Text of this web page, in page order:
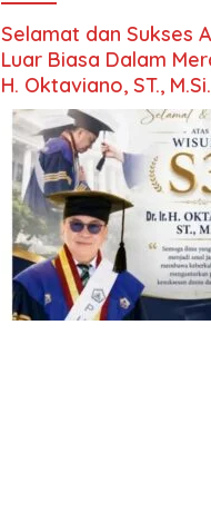
Selamat dan Sukses
Luar Biasa Dalam
H. Oktaviano, ST., M.Si.